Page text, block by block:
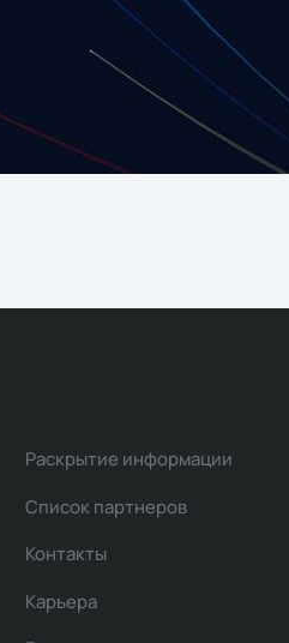
Раскрытие информации
Список партнеров
Контакты
Карьера